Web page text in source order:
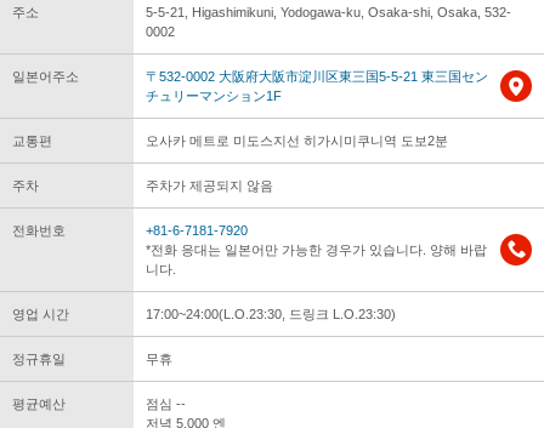
주소
5-5-21, Higashimikuni, Yodogawa-ku, Osaka-shi, Osaka, 532-
0002
일본어주소
〒532-0002 大阪府大阪市淀川区東三国5-5-21 東三国セン
チュリーマンション1F
교통편 오사카 메트로 미도스지선 히가시미쿠니역 도보2분
주차 주차가 제공되지 않음
전화번호
+81-6-7181-7920
*전화 응대는 일본어만 가능한 경우가 있습니다. 양해 바랍
니다.
영업 시간 17:00~24:00(L.O.23:30, 드링크 L.O.23:30)
정규휴일 무휴
평균예산
점심 --
저녁 5,000 엔